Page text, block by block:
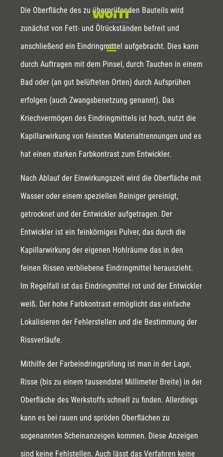
Die Oberfläche des zu überprüfenden Bauteils wird
zunächst von Fett- und Ölrückständen befreit und
anschließend ein Eindringmittel aufgebracht. Dies kann
durch Auftragen mit dem Pinsel, durch Tauchen in einem
Bad oder (an gut belüfteten Orten) durch Aufsprühen
erfolgen (auch Zwangsbenetzung genannt). Das
Kriechvermögen des Eindringmittels ist hoch, nutzt die
Kapillarwirkung von feinsten Materialtrennungen und es
hat einen starken Farbkontrast zum Entwickler.
Nach Ablauf der Einwirkungszeit wird die Oberfläche mit
Wasser oder einem speziellen Reiniger gereinigt,
getrocknet und der Entwickler aufgetragen. Der
Entwickler ist ein feinkörniges Pulver, das durch die
Kapillarwirkung der eigenen Hohlräume das in den
feinen Rissen verbliebene Eindringmittel herauszieht.
Im Regelfall ist das Eindringmittel rot und der Entwickler
weiß. Der hohe Farbkontrast ermöglicht das einfache
Lokalisieren der Fehlerstellen und die Bestimmung der
Rissverläufe.
Mithilfe der Farbeindringprüfung ist man in der Lage,
Risse (bis zu einem tausendstel Millimeter Breite) in der
Oberfläche des Werkstoffs schnell zu finden. Allerdings
kann es bei rauen und spröden Oberflächen zu
sogenannten Scheinanzeigen kommen. Diese Anzeigen
sind keine Fehlstellen. Auch lässt das Verfahren keine